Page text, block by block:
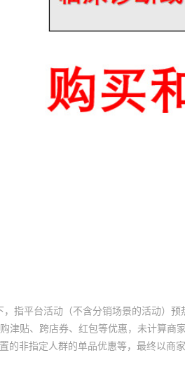
，指平台活动（不含分销场景的活动）
津贴、跨店券、红包等优惠，未计算
的非指定人群的单品优惠等，最终以商